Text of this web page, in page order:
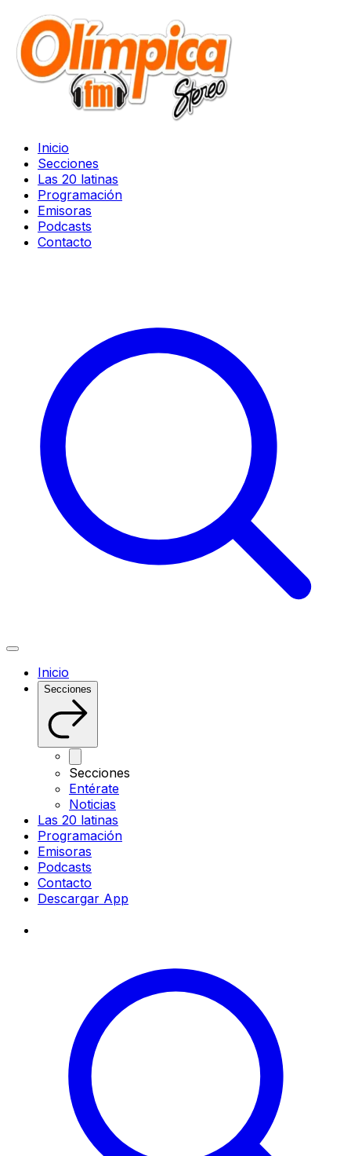
Inicio
Secciones
Las 20 latinas
Programación
Emisoras
Podcasts
Contacto
Inicio
Secciones
Secciones
Entérate
Noticias
Las 20 latinas
Programación
Emisoras
Podcasts
Contacto
Descargar App